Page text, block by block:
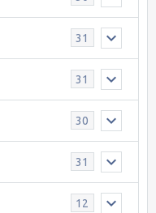
31
31
30
31
12